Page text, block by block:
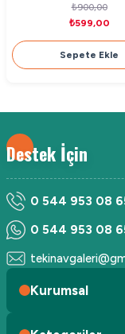
₺900,00
₺599,00
Sepete Ekle
Destek İçin
0 544 953 08
0 544 953 08
Kurumsal